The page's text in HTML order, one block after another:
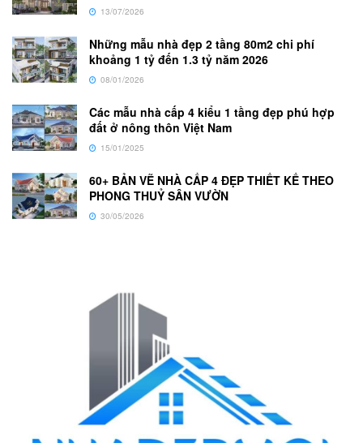
13/07/2026
Những mẫu nhà đẹp 2 tầng 80m2 chi phí
khoảng 1 tỷ đến 1.3 tỷ năm 2026
08/01/2026
Các mẫu nhà cấp 4 kiểu 1 tầng đẹp phú hợp
đất ở nông thôn Việt Nam
15/01/2025
60+ BẢN VẼ NHÀ CẤP 4 ĐẸP THIẾT KẾ THEO
PHONG THUỶ SÂN VƯỜN
30/05/2026